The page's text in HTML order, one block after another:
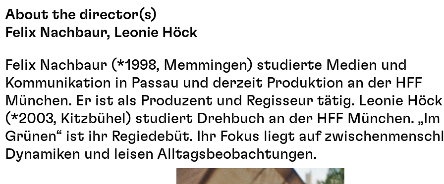
About the director(s)
Felix Nachbaur, Leonie Höck
Felix Nachbaur (*1998, Memmingen) studierte Medien und
Kommunikation in Passau und derzeit Produktion an der HFF
München. Er ist als Produzent und Regisseur tätig. Leonie Höck
(*2003, Kitzbühel) studiert Drehbuch an der HFF München. „Im
Grünen“ ist ihr Regiedebüt. Ihr Fokus liegt auf
Dynamiken und leisen Alltagsbeobachtungen.